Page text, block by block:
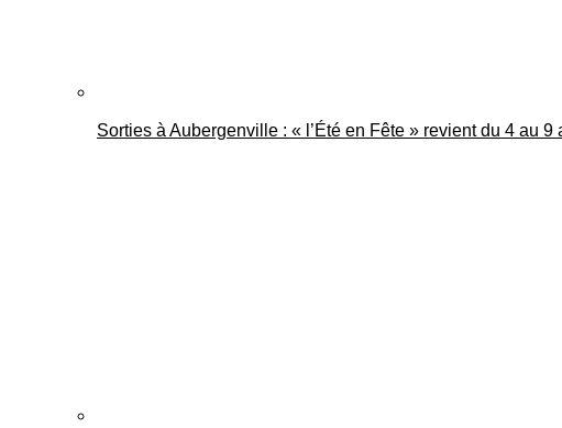
Sorties à Aubergenville : « l’Été en Fête » revient du 4 au 9